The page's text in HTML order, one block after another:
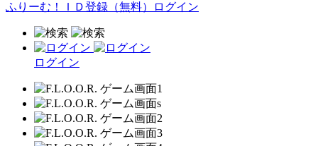
ふりーむ！ＩＤ登録（無料） ログイン
ログイン